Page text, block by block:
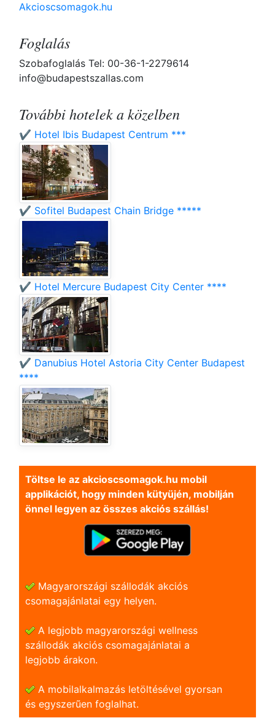
Akcioscsomagok.hu
Foglalás
Szobafoglalás Tel: 00-36-1-2279614
info@budapestszallas.com
További hotelek a közelben
✔️ Hotel Ibis Budapest Centrum ***
✔️ Sofitel Budapest Chain Bridge *****
✔️ Hotel Mercure Budapest City Center ****
✔️ Danubius Hotel Astoria City Center Budapest
****
Töltse le az akcioscsomagok.hu mobil
applikációt, hogy minden kütyüjén, mobilján
önnel legyen az összes akciós szállás!
Magyarországi szállodák akciós
csomagajánlatai egy helyen.
A legjobb magyarországi wellness
szállodák akciós csomagajánlatai a
legjobb árakon.
A mobilalkalmazás letöltésével gyorsan
és egyszerũen foglalhat.